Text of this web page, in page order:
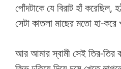
পোঁদটাকে যে বিরাট হাঁ করেছিল,
সেটা কাতলা মাছের মতো হা-
আর আমার স্বামী সেই তির-তির